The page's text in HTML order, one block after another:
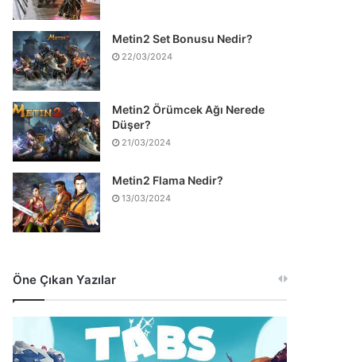
Metin2 Set Bonusu Nedir?
22/03/2024
Metin2 Örümcek Ağı Nerede
Düşer?
21/03/2024
Metin2 Flama Nedir?
13/03/2024
Öne Çıkan Yazılar
Fiyatı
25